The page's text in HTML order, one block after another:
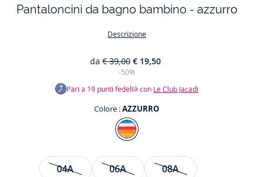
Pantaloncini da bagno bambino - azzurro
Descrizione
da € 39,00 € 19,50
-50%
Pari a 19 punti fedeltà con Le Club Jacadi
Colore :AZZURRO
Colore
AZZURRO
Taglia
04A 06A
08A